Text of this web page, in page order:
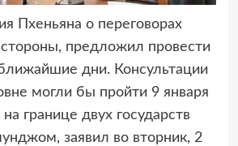
Пхеньяна о переговорах
предложил провести
дни. Консультации
могли бы пройти 9 января
границе двух государств
заявил во вторник, 2